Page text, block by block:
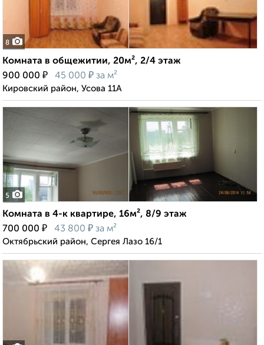
8
Комната в общежитии, 20м², 2/4 этаж
900 000 ₽ 45 000 ₽ за м²
Кировский район, Усова 11А
5
Комната в 4-к квартире, 16м², 8/9 этаж
700 000 ₽ 43 800 ₽ за м²
Октябрьский район, Сергея Лазо 16/1